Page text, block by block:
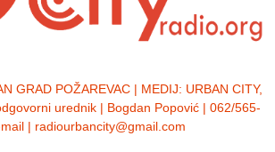
GRAD POŽAREVAC | MEDIJ: URBAN CITY,
urednik | Bogdan Popović | 062/565-
| radiourbancity@gmail.com